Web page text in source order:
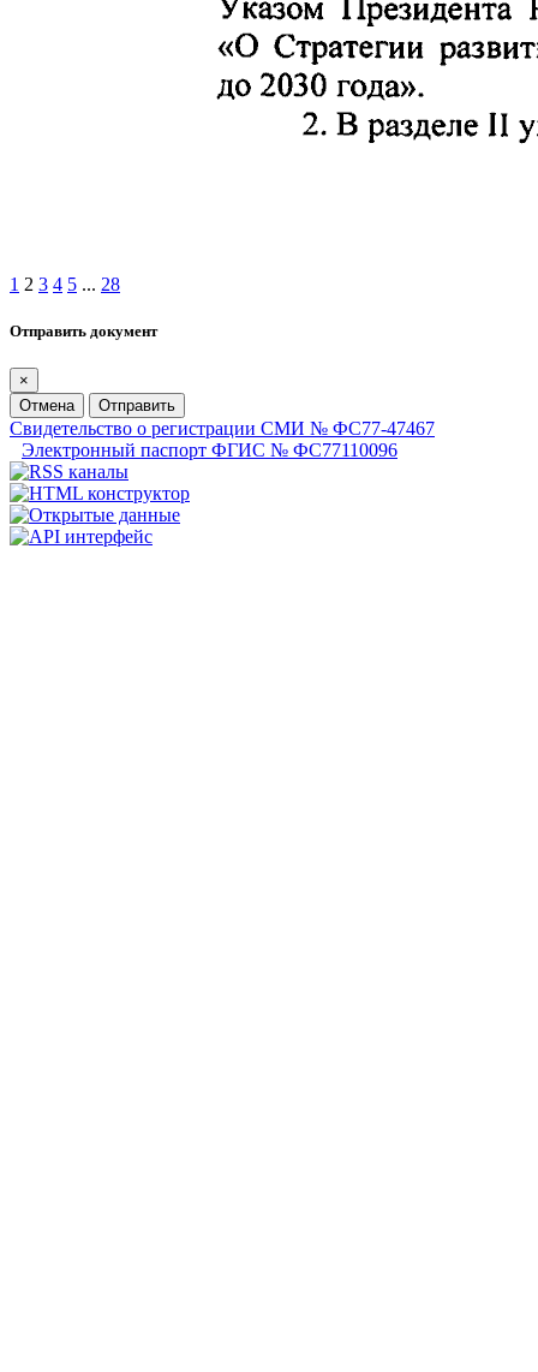
1 2 3 4 5 ... 28
Отправить документ
×
Отмена
Отправить
Свидетельство о регистрации СМИ № ФС77-47467
Электронный паспорт ФГИС № ФС77110096